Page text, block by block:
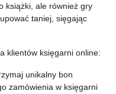
książki, ale również gry
taniej, sięgając
klientów księgarni online:
unikalny bon
zamówienia w księgarni